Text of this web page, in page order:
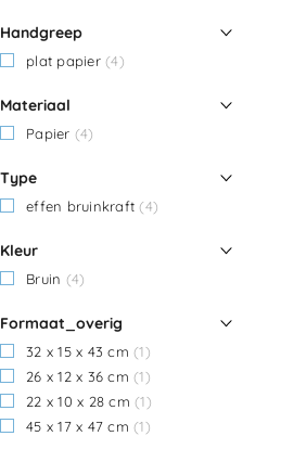
Handgreep
plat papier(4)
Materiaal
Papier (4)
Type
effen bruinkraft(4)
Kleur
Bruin (4)
Formaat_overig
32 x 15 x 43 cm(1)
26 x 12 x 36 cm(1)
22 x 10 x 28 cm(1)
45 x 17 x 47 cm(1)